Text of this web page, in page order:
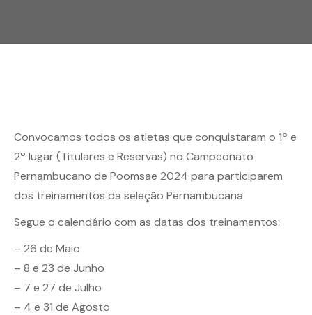
Convocamos todos os atletas que conquistaram o 1º e
2º lugar (Titulares e Reservas) no Campeonato
Pernambucano de Poomsae 2024 para participarem
dos treinamentos da seleção Pernambucana.
Segue o calendário com as datas dos treinamentos:
– 26 de Maio
– 8 e 23 de Junho
– 7 e 27 de Julho
– 4 e 31 de Agosto